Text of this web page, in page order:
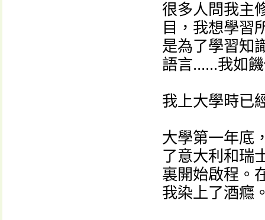
很多人問我主
目，我想學習
是為了學習知
語言......我如
我上大學時已
大學第一年底
了意大利和瑞
裏開始啟程。
我染上了酒癮